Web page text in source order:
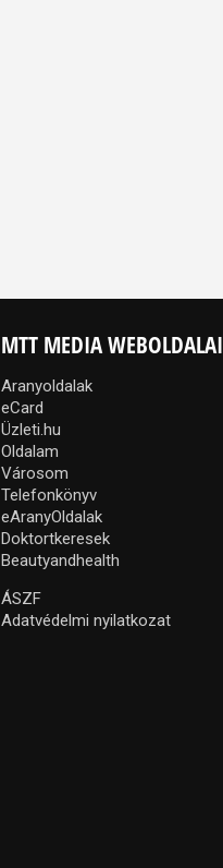
MTT MEDIA WEBOLDALAI
Aranyoldalak
eCard
Üzleti.hu
Oldalam
Városom
Telefonkönyv
eAranyOldalak
Doktortkeresek
Beautyandhealth
ÁSZF
Adatvédelmi nyilatkozat